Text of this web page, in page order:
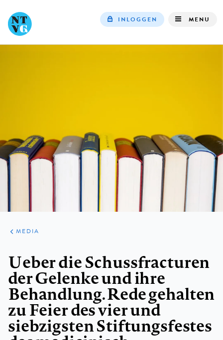
INLOGGEN MENU
ARTIKELEN
VARIA
MEDIA
Ueber die Schussfracturen
der Gelenke und ihre
Behandlung. Rede gehalten
zu Feier des vier und
siebzigsten Stiftungsfestes